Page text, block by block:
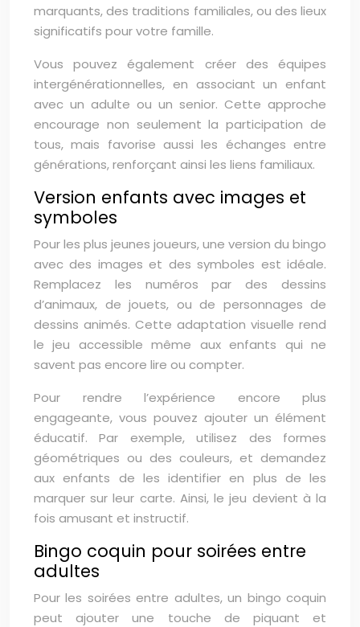
marquants, des traditions familiales, ou des lieux
significatifs pour votre famille.
Vous pouvez également créer des équipes
intergénérationnelles, en associant un enfant
avec un adulte ou un senior. Cette approche
encourage non seulement la participation de
tous, mais favorise aussi les échanges entre
générations, renforçant ainsi les liens familiaux.
Version enfants avec images et
symboles
Pour les plus jeunes joueurs, une version du bingo
avec des images et des symboles est idéale.
Remplacez les numéros par des dessins
d’animaux, de jouets, ou de personnages de
dessins animés. Cette adaptation visuelle rend
le jeu accessible même aux enfants qui ne
savent pas encore lire ou compter.
Pour rendre l’expérience encore plus
engageante, vous pouvez ajouter un élément
éducatif. Par exemple, utilisez des formes
géométriques ou des couleurs, et demandez
aux enfants de les identifier en plus de les
marquer sur leur carte. Ainsi, le jeu devient à la
fois amusant et instructif.
Bingo coquin pour soirées entre
adultes
Pour les soirées entre adultes, un bingo coquin
peut ajouter une touche de piquant et